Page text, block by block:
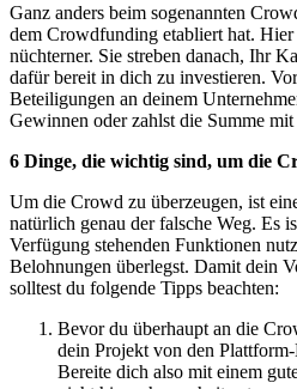
Ganz anders beim sogenannten
dem Crowdfunding etabliert hat.
nüchterner. Sie streben danach, Ihr
dafür bereit in dich zu investieren.
Beteiligungen an deinem
Gewinnen oder zahlst die Summe
6 Dinge, die wichtig sind, um die
Um die Crowd zu überzeugen, ist
natürlich genau der falsche Weg. Es
Verfügung stehenden Funktionen
Belohnungen überlegst. Damit dein
solltest du folgende Tipps beachten:
Bevor du überhaupt an die
dein Projekt von den
Bereite dich also mit einem